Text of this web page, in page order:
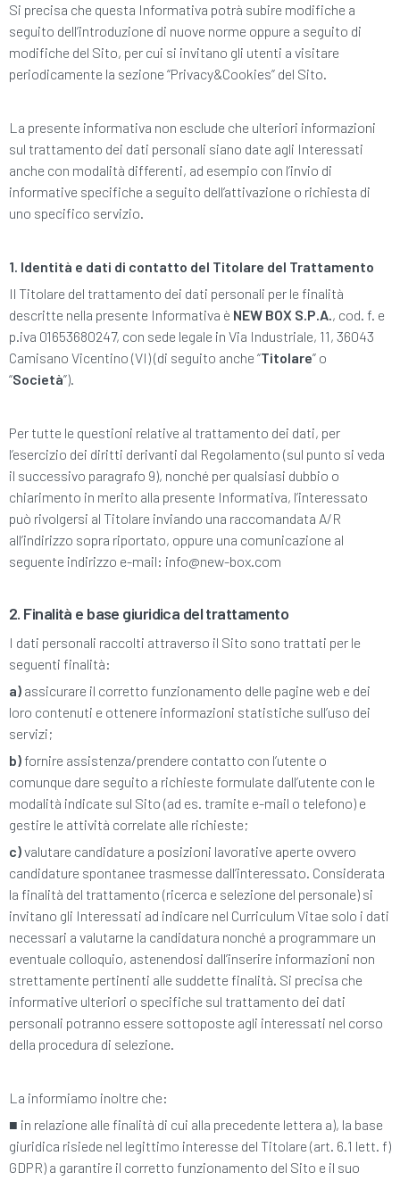
Si precisa che questa Informativa potrà subire modifiche a
seguito dell’introduzione di nuove norme oppure a seguito di
modifiche del Sito, per cui si invitano gli utenti a visitare
periodicamente la sezione “Privacy&Cookies” del Sito.
La presente informativa non esclude che ulteriori informazioni
sul trattamento dei dati personali siano date agli Interessati
anche con modalità differenti, ad esempio con l’invio di
informative specifiche a seguito dell’attivazione o richiesta di
uno specifico servizio.
1. Identità e dati di contatto del Titolare del Trattamento
Il Titolare del trattamento dei dati personali per le finalità
descritte nella presente Informativa è NEW BOX S.P.A., cod. f. e
p.iva 01653680247, con sede legale in Via Industriale, 11, 36043
Camisano Vicentino (VI) (di seguito anche “Titolare” o
“Società”).
Per tutte le questioni relative al trattamento dei dati, per
l’esercizio dei diritti derivanti dal Regolamento (sul punto si veda
il successivo paragrafo 9), nonché per qualsiasi dubbio o
chiarimento in merito alla presente Informativa, l’interessato
può rivolgersi al Titolare inviando una raccomandata A/R
all’indirizzo sopra riportato, oppure una comunicazione al
seguente indirizzo e-mail: info@new-box.com
2. Finalità e base giuridica del trattamento
I dati personali raccolti attraverso il Sito sono trattati per le
seguenti finalità:
a) assicurare il corretto funzionamento delle pagine web e dei
loro contenuti e ottenere informazioni statistiche sull’uso dei
servizi;
b) fornire assistenza/prendere contatto con l’utente o
comunque dare seguito a richieste formulate dall’utente con le
modalità indicate sul Sito (ad es. tramite e-mail o telefono) e
gestire le attività correlate alle richieste;
c)valutare candidature a posizioni lavorative aperte ovvero
candidature spontanee trasmesse dall’interessato. Considerata
la finalità del trattamento (ricerca e selezione del personale) si
invitano gli Interessati ad indicare nel Curriculum Vitae solo i dati
necessari a valutarne la candidatura nonché a programmare un
eventuale colloquio, astenendosi dall’inserire informazioni non
strettamente pertinenti alle suddette finalità. Si precisa che
informative ulteriori o specifiche sul trattamento dei dati
personali potranno essere sottoposte agli interessati nel corso
della procedura di selezione.
La informiamo inoltre che:
■ in relazione alle finalità di cui alla precedente lettera a), la base
giuridica risiede nel legittimo interesse del Titolare (art. 6.1 lett. f)
GDPR) a garantire il corretto funzionamento del Sito e il suo